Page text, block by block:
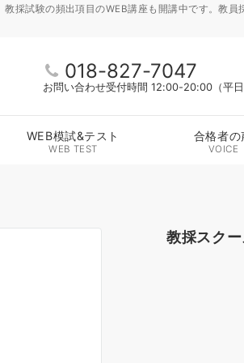
採試験の頻出項目のWEB講座も開講中です。教員
018-827-7047
お問い合わせ受付時間 12:00-20:00（平日
WEB模試&テスト
WEB TEST
合格者の
VOICE
教採スク